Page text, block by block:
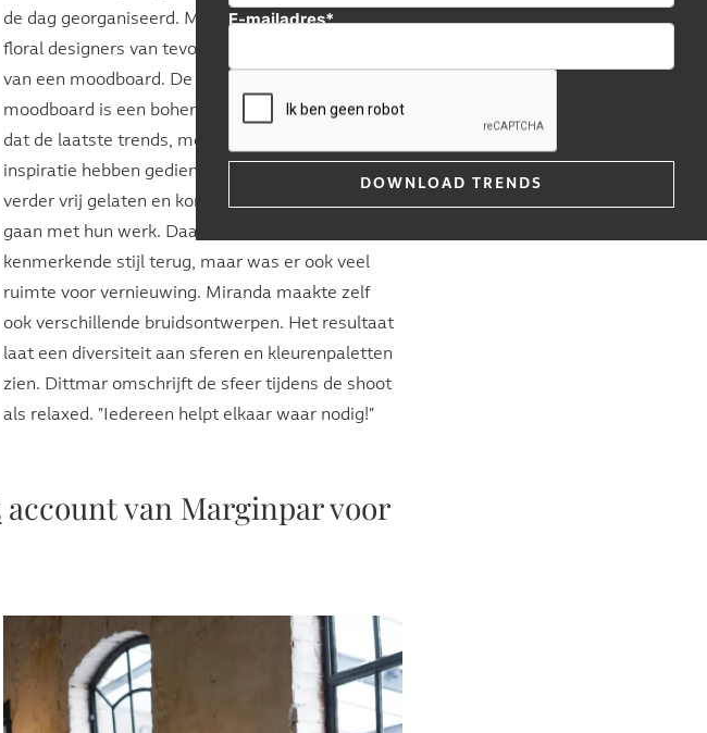
de dag georganiseerd. Miranda ter Voorde had de
floral designers van tevoren gebrieft door middel
van een moodboard. De rode draad van het
moodboard is een bohemian stijl. Miranda deelt
dat de laatste trends, mode en Pinterest ter
inspiratie hebben gediend. De designers werden
verder vrij gelaten en konden daardoor 'all out'
gaan met hun werk. Daardoor zien we hun
kenmerkende stijl terug, maar was er ook veel
ruimte voor vernieuwing. Miranda maakte zelf
ook verschillende bruidsontwerpen. Het resultaat
laat een diversiteit aan sferen en kleurenpaletten
zien. Dittmar omschrijft de sfeer tijdens de shoot
als relaxed. "Iedereen helpt elkaar waar nodig!"
account van Marginpar voor
E-mailadres*